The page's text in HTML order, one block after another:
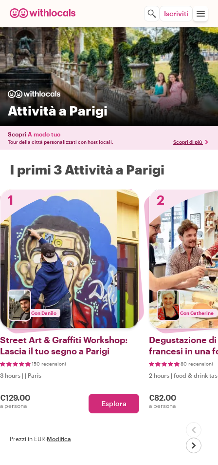
Iscriviti
Attività a Parigi
Scopri A modo tuo
Tour della città personalizzati con host locali. Scopri di più
I primi 3 Attività a Parigi
1
Con Danilo
Street Art & Graffiti Workshop:
Lascia il tuo segno a Parigi
150 recensioni
3 hours | | Paris
€129.00
a persona Esplora
2
Con Catherine
Degustazione
francesi in una formaggeria
locale
80 recensioni
2 hours | food & drink
€82.00
a persona
Prezzi in EUR·Modifica